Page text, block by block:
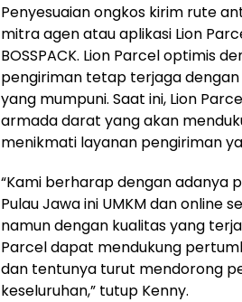
Penyesuaian ongkos kirim rute
mitra agen atau aplikasi Lion
BOSSPACK. Lion Parcel optimis
pengiriman tetap terjaga
yang mumpuni. Saat ini, Lion
armada darat yang akan
menikmati layanan pengiriman
“Kami berharap dengan adanya
Pulau Jawa ini UMKM dan online
namun dengan kualitas yang
Parcel dapat mendukung
dan tentunya turut mendorong
keseluruhan,” tutup Kenny.